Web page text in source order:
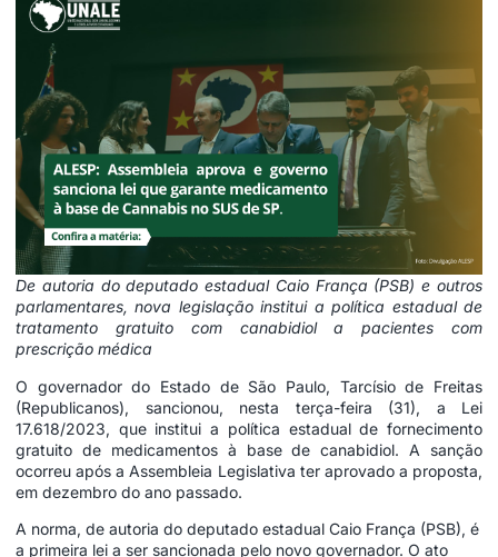
De autoria do deputado estadual Caio França (PSB) e outros
parlamentares, nova legislação institui a política estadual de
tratamento gratuito com canabidiol a pacientes com
prescrição médica
O governador do Estado de São Paulo, Tarcísio de Freitas
(Republicanos), sancionou, nesta terça-feira (31), a Lei
17.618/2023, que institui a política estadual de fornecimento
gratuito de medicamentos à base de canabidiol. A sanção
ocorreu após a Assembleia Legislativa ter aprovado a proposta,
em dezembro do ano passado.
A norma, de autoria do deputado estadual Caio França (PSB), é
a primeira lei a ser sancionada pelo novo governador. O ato